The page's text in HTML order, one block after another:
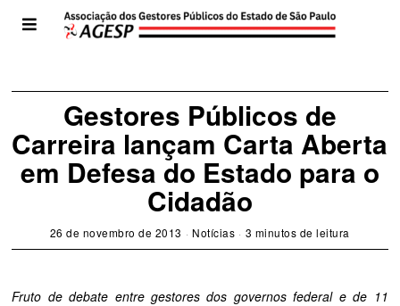
Gestores Públicos de
Carreira lançam Carta Aberta
em Defesa do Estado para o
Cidadão
26 de novembro de 2013 Notícias 3 minutos de leitura
Fruto de debate entre gestores dos governos federal e de 11